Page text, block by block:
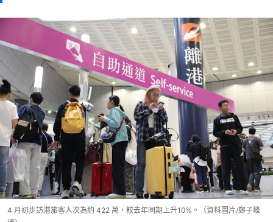
4 月初步訪港旅客人次為約 422 萬，較去年同期上升10%。（資料圖片/鄭子峰